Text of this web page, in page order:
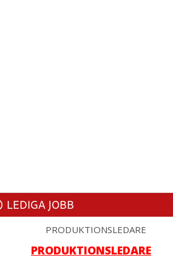
LEDIGA JOBB
PRODUKTIONSLEDARE